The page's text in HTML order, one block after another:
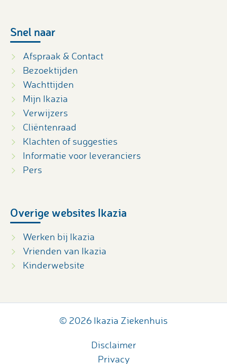
Snel naar
Afspraak & Contact
Bezoektijden
Wachttijden
Mijn Ikazia
Verwijzers
Cliëntenraad
Klachten of suggesties
Informatie voor leveranciers
Pers
Overige websites Ikazia
Werken bij Ikazia
Vrienden van Ikazia
Kinderwebsite
© 2026 Ikazia Ziekenhuis
Disclaimer
Privacy